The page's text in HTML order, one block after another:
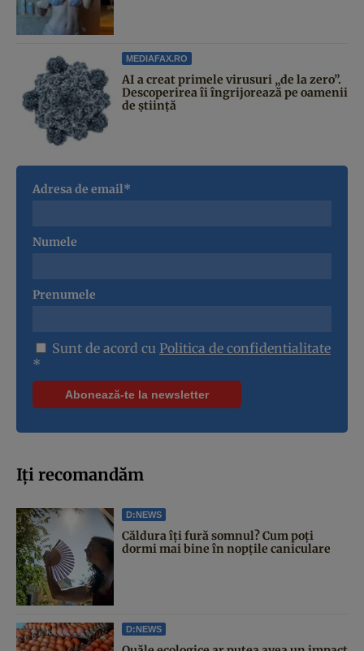
MEDIAFAX.RO
AI a creat primele virusuri „de la zero”.
Descoperirea îi îngrijorează pe oamenii
de știință
Adresa de email*
Numele
Prenumele
Sunt de acord cu Politica de confidentialitate
*
Iți recomandăm
D:NEWS
Căldura îți fură somnul? Cum poți
dormi mai bine în nopțile caniculare
D:NEWS